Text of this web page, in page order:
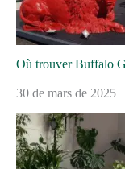
Où trouver Buffalo
30 de mars de 2025